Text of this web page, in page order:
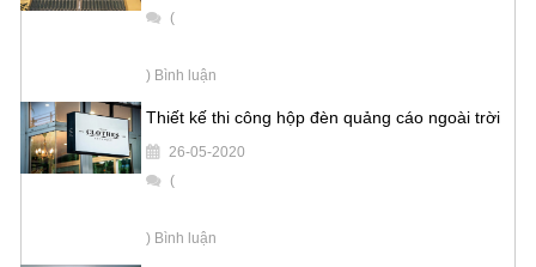
(
) Bình luận
Thiết kế thi công hộp đèn quảng cáo ngoài trời
26-05-2020
(
) Bình luận